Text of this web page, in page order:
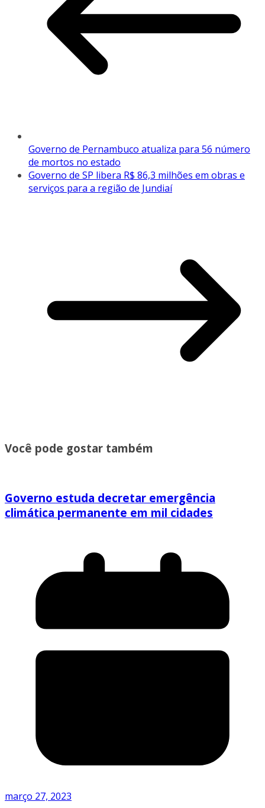
Governo de Pernambuco atualiza para 56 número
de mortos no estado
Governo de SP libera R$ 86,3 milhões em obras e
serviços para a região de Jundiaí
Você pode gostar também
Governo estuda decretar emergência
climática permanente em mil cidades
março 27, 2023